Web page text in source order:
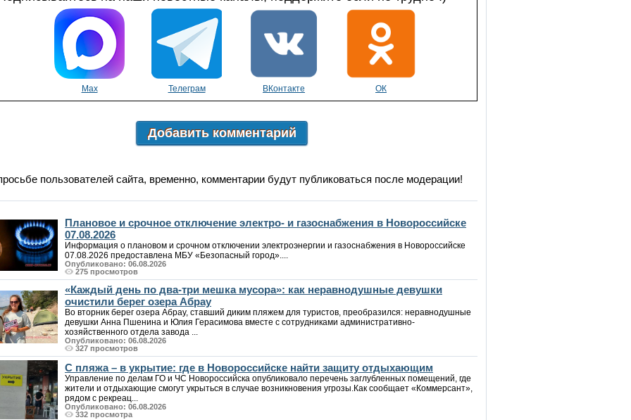
Max Телеграм ВКонтакте ОК
Добавить комментарий
пользователей сайта, временно, комментарии будут публиковаться после модерации!
Плановое и срочное отключение электро- и газоснабжения в Новороссийске
07.08.2026
Информация о плановом и срочном отключении электроэнергии и газоснабжения в Новороссийске
07.08.2026 предоставлена МБУ «Безопасный город»....
Опубликовано: 06.08.2026
275 просмотров
«Каждый день по два-три мешка мусора»: как неравнодушные девушки
очистили берег озера Абрау
Во вторник берег озера Абрау, ставший диким пляжем для туристов, преобразился: неравнодушные
девушки Анна Пшенина и Юлия Герасимова вместе с сотрудниками административно-
хозяйственного отдела завода ...
Опубликовано: 06.08.2026
327 просмотров
С пляжа – в укрытие: где в Новороссийске найти защиту отдыхающим
Управление по делам ГО и ЧС Новороссийска опубликовало перечень заглубленных помещений, где
жители и отдыхающие смогут укрыться в случае возникновения угрозы.Как сообщает «Коммерсант»,
рядом с рекреац...
Опубликовано: 06.08.2026
332 просмотра